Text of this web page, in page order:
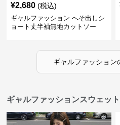
¥2,680 (税込)
ギャルファッション へそ出しシ
ョート丈半袖無地カットソー
ギャルファッション
ギャルファッションスウェッ